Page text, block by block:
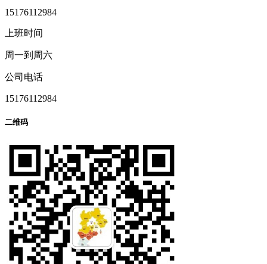
15176112984
上班时间
周一到周六
公司电话
15176112984
二维码